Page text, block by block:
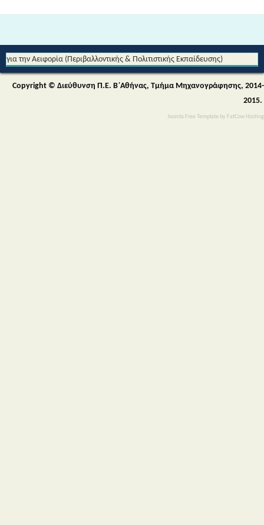
Joomla Free Template by FatCow Hosting
για την Αειφορία (Περιβαλλοντικής & Πολιτιστικής Εκπαίδευσης)
Copyright © Διεύθυνση Π.Ε. Β΄Αθήνας, Τμήμα Μηχανογράφησης, 2014-
2015.